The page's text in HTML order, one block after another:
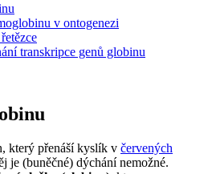
v ontogenezi
transkripce genů globinu
který přenáší kyslík v červených
je (buněčné) dýchání nemožné.